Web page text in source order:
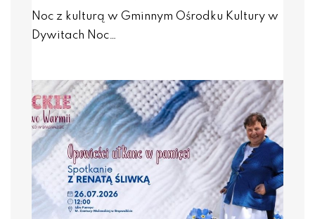
Noc z kulturą w Gminnym Ośrodku Kultury w
Dywitach Noc…